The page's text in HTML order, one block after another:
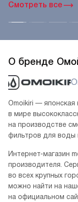
Смотреть все
О бренде
Omoikiri — японская
в мире
на производстве
фильтров для воды
Интернет-магазин
производителя.
во всех крупных
можно найти на
на официальном